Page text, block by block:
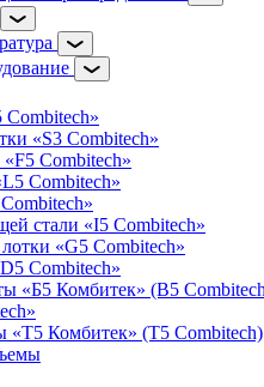
«S3 Combitech»
Combitech»
Combitech»
стали «I5 Combitech»
«G5 Combitech»
Combitech»
«Б5 Комбитек» (B5
«Т5 Комбитек» (T5 Combitech)